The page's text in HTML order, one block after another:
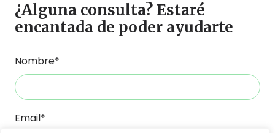
¿Alguna consulta? Estaré
encantada de poder ayudarte
Nombre*
Email*